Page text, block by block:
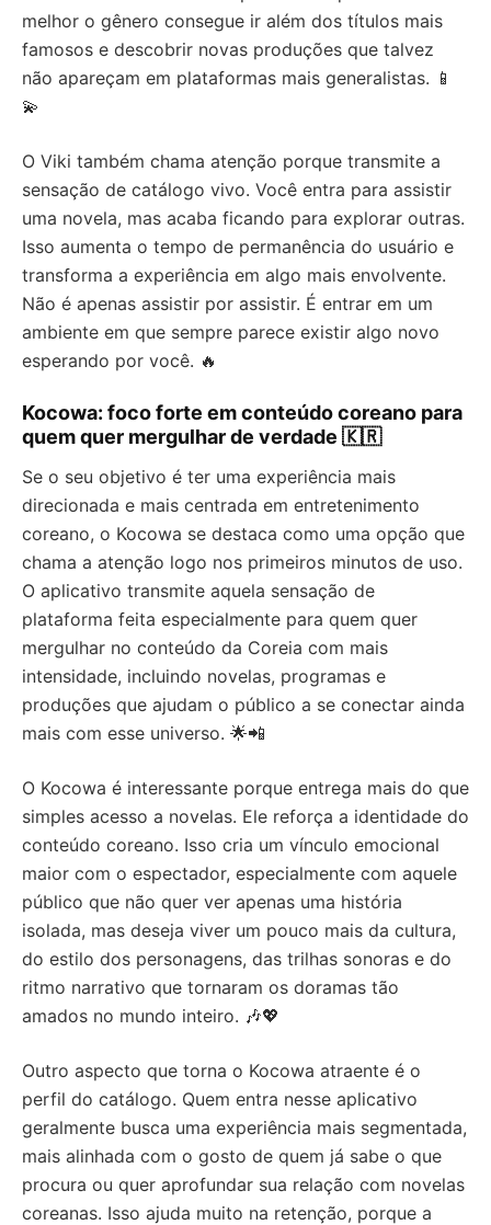
melhor o gênero consegue ir além dos títulos mais
famosos e descobrir novas produções que talvez
não apareçam em plataformas mais generalistas. 📱
💫
O Viki também chama atenção porque transmite a
sensação de catálogo vivo. Você entra para assistir
uma novela, mas acaba ficando para explorar outras.
Isso aumenta o tempo de permanência do usuário e
transforma a experiência em algo mais envolvente.
Não é apenas assistir por assistir. É entrar em um
ambiente em que sempre parece existir algo novo
esperando por você. 🔥
Kocowa: foco forte em conteúdo coreano para
quem quer mergulhar de verdade 🇰🇷
Se o seu objetivo é ter uma experiência mais
direcionada e mais centrada em entretenimento
coreano, o Kocowa se destaca como uma opção que
chama a atenção logo nos primeiros minutos de uso.
O aplicativo transmite aquela sensação de
plataforma feita especialmente para quem quer
mergulhar no conteúdo da Coreia com mais
intensidade, incluindo novelas, programas e
produções que ajudam o público a se conectar ainda
mais com esse universo. 🌟📲
O Kocowa é interessante porque entrega mais do que
simples acesso a novelas. Ele reforça a identidade do
conteúdo coreano. Isso cria um vínculo emocional
maior com o espectador, especialmente com aquele
público que não quer ver apenas uma história
isolada, mas deseja viver um pouco mais da cultura,
do estilo dos personagens, das trilhas sonoras e do
ritmo narrativo que tornaram os doramas tão
amados no mundo inteiro. 🎶💖
Outro aspecto que torna o Kocowa atraente é o
perfil do catálogo. Quem entra nesse aplicativo
geralmente busca uma experiência mais segmentada,
mais alinhada com o gosto de quem já sabe o que
procura ou quer aprofundar sua relação com novelas
coreanas. Isso ajuda muito na retenção, porque a